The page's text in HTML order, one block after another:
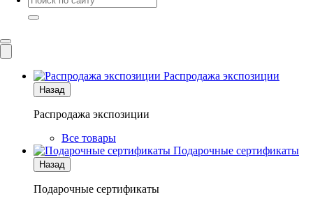
Распродажа экспозиции
Назад
Распродажа экспозиции
Все товары
Подарочные сертификаты
Назад
Подарочные сертификаты